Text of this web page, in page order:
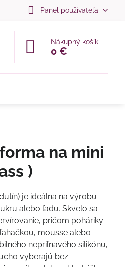
Panel používateľa
Nákupný košík
0 €
na mini
)
je ideálna na výrobu
alebo ľadu. Skvelo sa
pričom poháriky
mousse alebo
nepriľnavého silikónu,
vyberajú bez